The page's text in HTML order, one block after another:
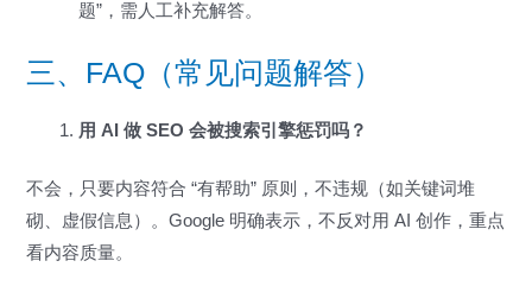
题”，需人工补充解答。
三、FAQ（常见问题解答）
用 AI 做 SEO 会被搜索引擎惩罚吗？
不会，只要内容符合 “有帮助” 原则，不违规（如关键词堆
砌、虚假信息）。Google 明确表示，不反对用 AI 创作，重点
看内容质量。